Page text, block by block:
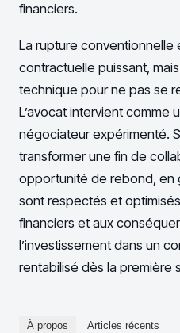
financiers.
La rupture conventionnelle
contractuelle puissant,
technique pour ne pas se
L’avocat intervient comme
négociateur expérimenté.
transformer une fin de
opportunité de rebond, en
sont respectés et
financiers et aux
l’investissement dans un
rentabilisé dès la première
À propos Articles récents